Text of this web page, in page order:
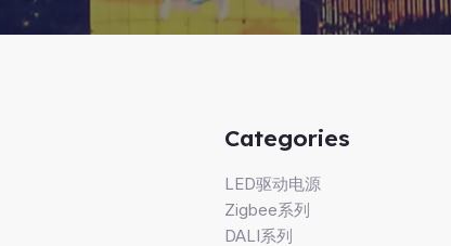
Categories
LED驱动电源
Zigbee系列
DALI系列